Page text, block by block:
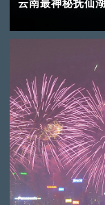
云南最神秘抚仙